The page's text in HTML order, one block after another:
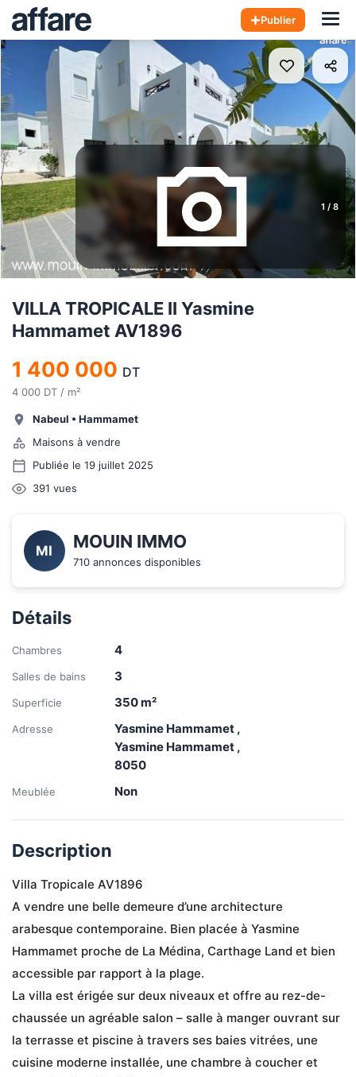
Publier
1 / 8
VILLA TROPICALE II Yasmine
Hammamet AV1896
1 400 000 DT
4 000 DT / m²
Nabeul • Hammamet
Maisons à vendre
Publiée le 19 juillet 2025
391 vues
MI MOUIN IMMO
710 annonces disponibles
Détails
Chambres 4
Salles de bains 3
Superficie 350m²
Adresse
Yasmine Hammamet ,
Yasmine Hammamet ,
8050
Meublée Non
Description
Villa Tropicale AV1896
A vendre une belle demeure d’une architecture
arabesque contemporaine. Bien placée à Yasmine
Hammamet proche de La Médina, Carthage Land et bien
accessible par rapport à la plage.
La villa est érigée sur deux niveaux et offre au rez-de-
chaussée un agréable salon – salle à manger ouvrant sur
la terrasse et piscine à travers ses baies vitrées, une
cuisine moderne installée, une chambre à coucher et